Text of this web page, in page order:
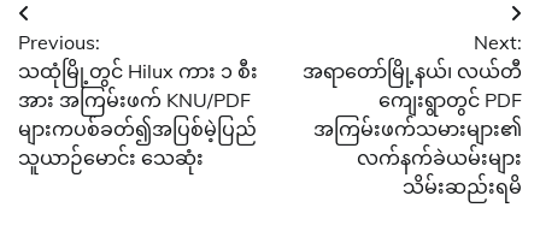
Post
navigation
Previous:
သထုံမြို့တွင် Hilux ကား ၁ စီး
အား အကြမ်းဖက် KNU/PDF
များကပစ်ခတ်၍အပြစ်မဲ့ပြည်
သူယာဉ်မောင်း သေဆုံး
Next:
အရာတော်မြို့နယ်၊ လယ်တီ
ကျေးရွာတွင် PDF
အကြမ်းဖက်သမားများ၏
လက်နက်ခဲယမ်းများ
သိမ်းဆည်းရမိ